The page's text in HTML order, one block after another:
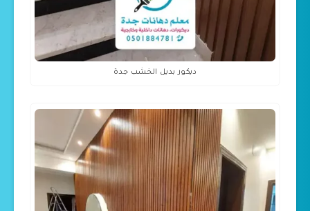
ديكور بديل الخشب جدة